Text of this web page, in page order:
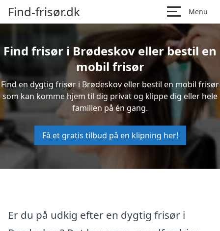
Find-frisør.dk Menu
Find frisør i Brødeskov eller bestil en
mobil frisør
Find en dygtig frisør i Brødeskov eller bestil en mobil frisør
som kan komme hjem til dig privat og klippe dig eller hele
familien på én gang.
Få et gratis tilbud på en klipning her!
Er du på udkig efter en dygtig frisør i